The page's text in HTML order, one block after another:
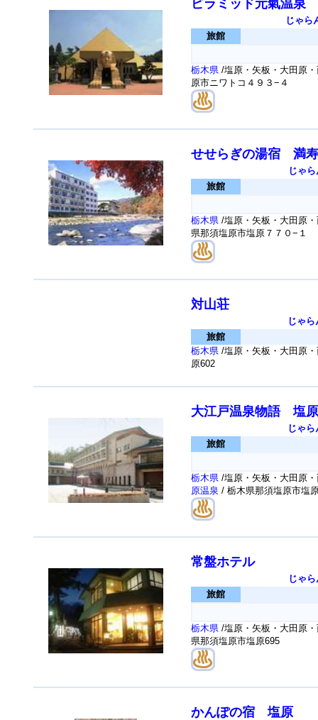
ピラミッド元氣温泉
じゃら
旅館
栃木県 /塩原・矢板・大田原
原市ニワトコ４９３−４
せせらぎの湯宿 満
じゃ
旅館
栃木県 /塩原・矢板・大田原
県那須塩原市塩原７７０−１
対山荘
じゃら
旅館
栃木県 /塩原・矢板・大田原
原602
大江戸温泉物語 塩
じゃら
旅館
栃木県 /塩原・矢板・大田原
原温泉 / 栃木県那須塩原市塩
常盤ホテル
じゃ
旅館
栃木県 /塩原・矢板・大田原
県那須塩原市塩原695
かんぽの宿 塩原